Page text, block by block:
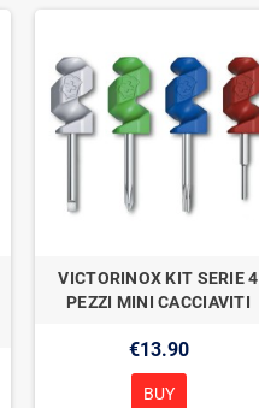
VICTORINOX KIT SERIE 4
PEZZI MINI CACCIAVITI
€13.90
BUY